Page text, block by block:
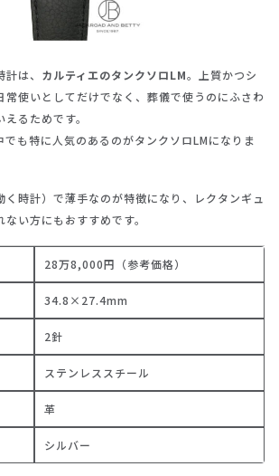
は、 カルティエのタンクソロLM。上質かつシ
常使いとしてだけでなく、葬儀で使うのにふさわ
るためです。
でも特に人気のあるのがタンクソロLMになりま
く時計）で薄手なのが特徴になり、レクタンギュ
い方にもおすすめです。
28万8,000円（参考価格）
34.8×27.4mm
2針
ステンレススチール
革
シルバー